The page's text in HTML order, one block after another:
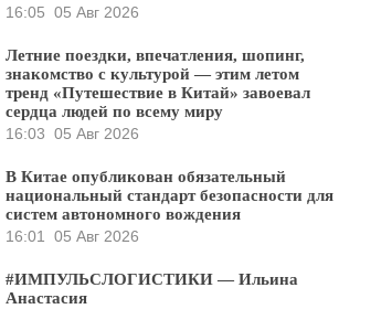
16:05 05 Авг 2026
Летние поездки, впечатления, шопинг,
знакомство с культурой — этим летом
тренд «Путешествие в Китай» завоевал
сердца людей по всему миру
16:03 05 Авг 2026
В Китае опубликован обязательный
национальный стандарт безопасности для
систем автономного вождения
16:01
05 Авг 2026
#ИМПУЛЬСЛОГИСТИКИ — Ильина
Анастасия